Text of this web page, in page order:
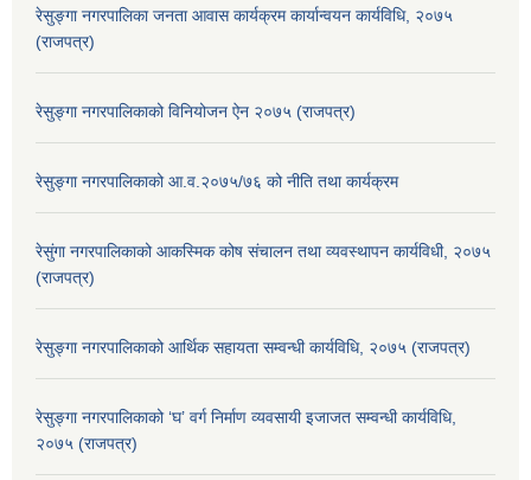
रेसुङ्गा नगरपालिका जनता आवास कार्यक्रम कार्यान्वयन कार्यविधि, २०७५
(राजपत्र)
रेसुङ्गा नगरपालिकाको विनियोजन ऐन २०७५ (राजपत्र)
रेसुङ्गा नगरपालिकाको आ.व.२०७५/७६ को नीति तथा कार्यक्रम
रेसुंगा नगरपालिकाको आकस्मिक कोष संचालन तथा व्यवस्थापन कार्यविधी, २०७५
(राजपत्र)
रेसुङ्गा नगरपालिकाको आर्थिक सहायता सम्वन्धी कार्यविधि, २०७५ (राजपत्र)
रेसुङ्गा नगरपालिकाको ‘घ’ वर्ग निर्माण व्यवसायी इजाजत सम्वन्धी कार्यविधि,
२०७५ (राजपत्र)